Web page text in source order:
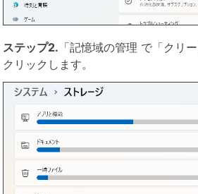
ステップ2. 「記憶域の管理 で「クリ
クリックします。